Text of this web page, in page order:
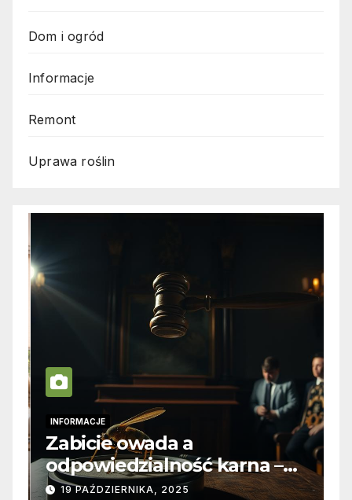
Dom i ogród
Informacje
Remont
Uprawa roślin
INFORMACJE
Zabicie owada a
odpowiedzialność karna –
jak wygląda to w praktyce?
19 PAŹDZIERNIKA, 2025